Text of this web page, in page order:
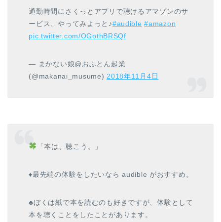
通勤時間にさくっとアプリで聴けるアマゾンのサ
ービス、やってみよっと♪#audible #amazon
pic.twitter.com/OGothBRSQf
— まかない娘@おふとん起業
(@makanai_musume) 2018年11月4日
「本は、聴こう。」
♦最先端の体験をしたいなら audible がおすすめ。
♣ぼくは紙で本を読むのも好きですが、体験として
本を聴くことをしたことがあります。